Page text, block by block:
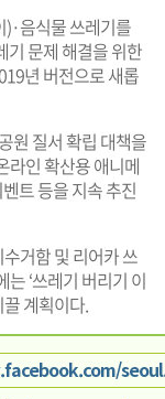
음식물 쓰레기를
기 문제 해결을 위한
년 버전으로 새롭
원 질서 확립 대책을
라인 확산용 애니메
트 등을 지속 추진
거함 및 리어카 쓰
‘쓰레기 버리기 이
계획이다.